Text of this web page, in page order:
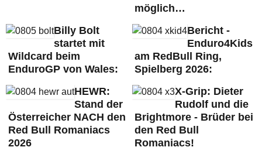
möglich…
Billy Bolt
startet mit
Wildcard beim
EnduroGP von Wales:
Bericht -
Enduro4Kids
am RedBull Ring,
Spielberg 2026:
HEWR:
Stand der
Österreicher NACH den
Red Bull Romaniacs
2026
X-Grip: Dieter
Rudolf und die
Brightmore - Brüder bei
den Red Bull
Romaniacs!